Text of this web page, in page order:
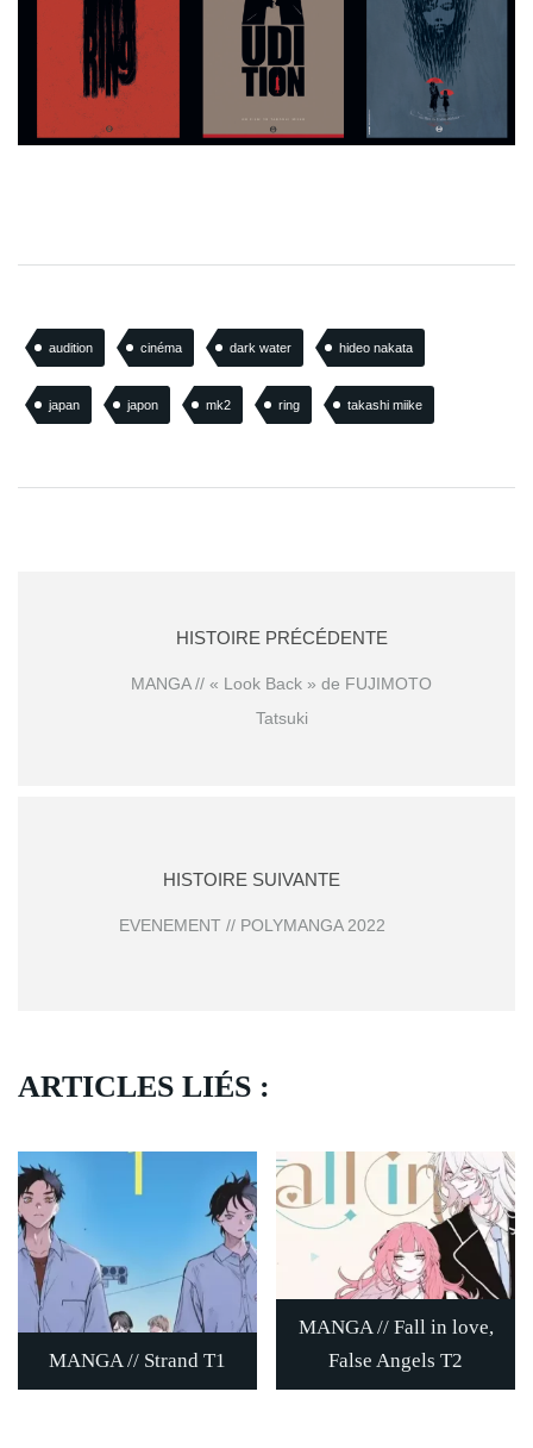
audition cinéma dark water hideo nakata
japan japon mk2 ring takashi miike
HISTOIRE PRÉCÉDENTE
MANGA // « Look Back » de FUJIMOTO
Tatsuki
HISTOIRE SUIVANTE
EVENEMENT // POLYMANGA 2022
ARTICLES LIÉS :
MANGA // Strand T1
MANGA // Fall in love,
False Angels T2